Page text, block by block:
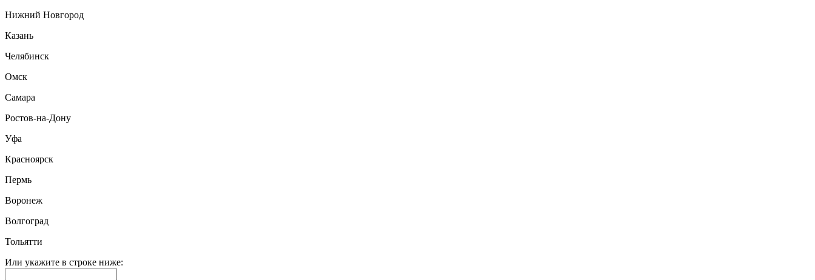
Нижний Новгород
Казань
Челябинск
Омск
Самара
Ростов-на-Дону
Уфа
Красноярск
Пермь
Воронеж
Волгоград
Тольятти
Или укажите в строке ниже: